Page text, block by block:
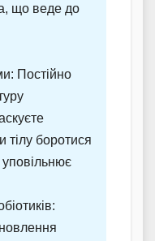
що веде до
Постійно
боротися